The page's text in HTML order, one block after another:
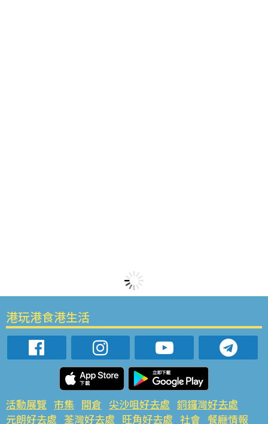
港玩港食港生活
活動展覽 市集 開倉 尖沙咀好去處 銅鑼灣好去處
元朗好去處 荃灣好去處 旺角好去處 社會 餐廳情報